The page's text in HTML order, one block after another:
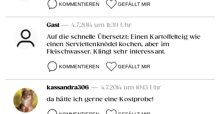
KOMMENTIEREN GEFÄLLT MIR
Gast — 4.7.2014 um 11:39 Uhr
Auf die schnelle Übersetzt: Einen Kartoffelteig wie
einen Serviettenknödel kochen, aber im
Fleischwasser. Klingt sehr interessant.
KOMMENTIEREN GEFÄLLT MIR
kassandra306 — 4.7.2014 um 10:13 Uhr
da hätte ich gerne eine Kostprobe!